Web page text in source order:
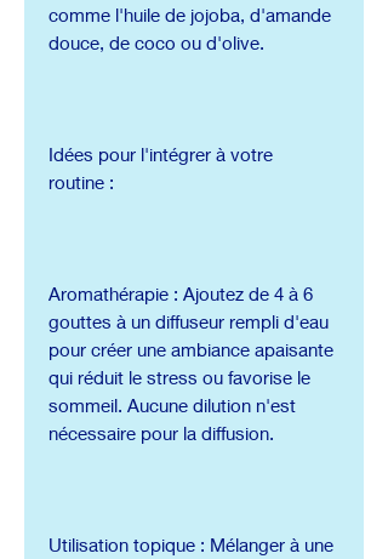
comme l'huile de jojoba, d'amande
douce, de coco ou d'olive.
Idées pour l'intégrer à votre
routine :
Aromathérapie : Ajoutez de 4 à 6
gouttes à un diffuseur rempli d'eau
pour créer une ambiance apaisante
qui réduit le stress ou favorise le
sommeil. Aucune dilution n'est
nécessaire pour la diffusion.
Utilisation topique : Mélanger à une